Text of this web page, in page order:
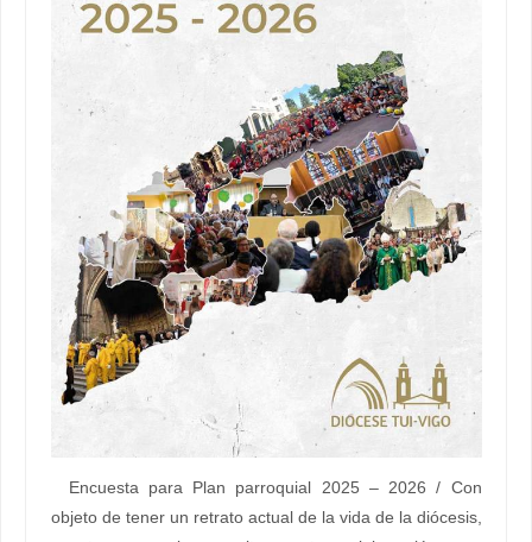
Encuesta para Plan parroquial 2025 – 2026 / Con
objeto de tener un retrato actual de la vida de la diócesis,